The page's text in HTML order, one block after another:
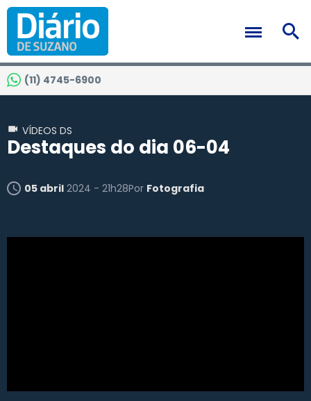
(11) 4745-6900
VÍDEOS DS
Destaques do dia 06-04
05 abril 2024 - 21h28Por Fotografia